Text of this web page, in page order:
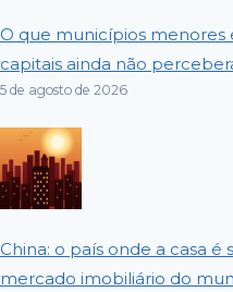
O que municípios menores
capitais ainda não
5 de agosto de 2026
China: o país onde a casa
mercado imobiliário do